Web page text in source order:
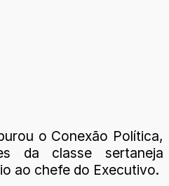
o Conexão Política,
da classe sertaneja
ao chefe do Executivo.